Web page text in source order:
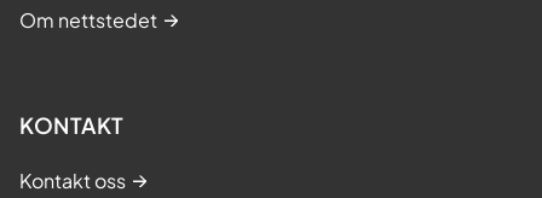
Om nettstedet
KONTAKT
Kontakt oss